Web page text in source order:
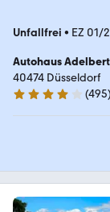
Unfallfrei • EZ 01/
Autohaus
40474 Düsseldorf
4.1 Sterne
(495)